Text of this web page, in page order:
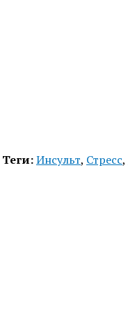
Теги:Инсульт, Стресс,